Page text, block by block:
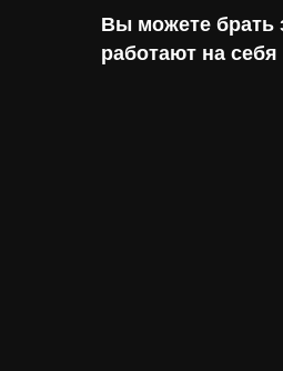
Вы можете брать
работают на